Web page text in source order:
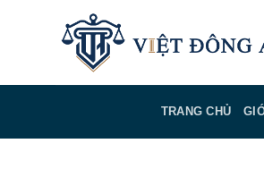
AN TÂM - UY
TRANG CHỦ